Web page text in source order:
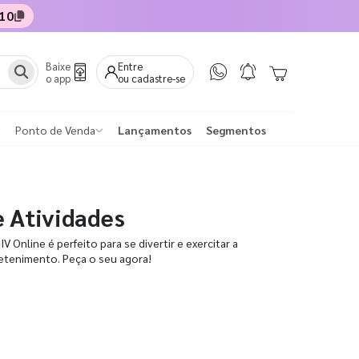
Baixe
o app
Entre
ou cadastre-se
Ponto de Venda Lançamentos Segmentos
Atividades
Online é perfeito para se divertir e exercitar a
Peça o seu agora!